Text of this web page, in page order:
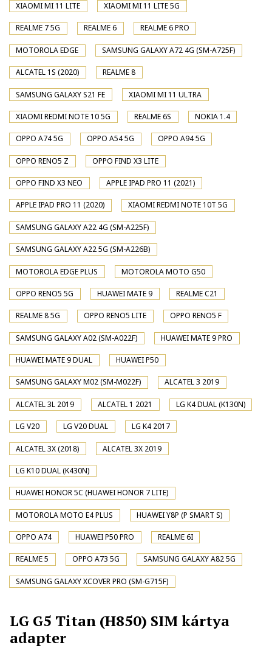
XIAOMI MI 11 LITE XIAOMI MI 11 LITE 5G
REALME 7 5G REALME 6 REALME 6 PRO
MOTOROLA EDGE SAMSUNG GALAXY A72 4G (SM-A725F)
ALCATEL 1S (2020) REALME 8
SAMSUNG GALAXY S21 FE XIAOMI MI 11 ULTRA
XIAOMI REDMI NOTE 10 5G REALME 6S NOKIA 1.4
OPPO A74 5G OPPO A54 5G OPPO A94 5G
OPPO RENO5 Z OPPO FIND X3 LITE
OPPO FIND X3 NEO APPLE IPAD PRO 11 (2021)
APPLE IPAD PRO 11 (2020) XIAOMI REDMI NOTE 10T 5G
SAMSUNG GALAXY A22 4G (SM-A225F)
SAMSUNG GALAXY A22 5G (SM-A226B)
MOTOROLA EDGE PLUS MOTOROLA MOTO G50
OPPO RENO5 5G HUAWEI MATE 9 REALME C21
REALME 8 5G OPPO RENO5 LITE OPPO RENO5 F
SAMSUNG GALAXY A02 (SM-A022F) HUAWEI MATE 9 PRO
HUAWEI MATE 9 DUAL HUAWEI P50
SAMSUNG GALAXY M02 (SM-M022F) ALCATEL 3 2019
ALCATEL 3L 2019 ALCATEL 1 2021 LG K4 DUAL (K130N)
LG V20 LG V20 DUAL LG K4 2017
ALCATEL 3X (2018) ALCATEL 3X 2019
LG K10 DUAL (K430N)
HUAWEI HONOR 5C (HUAWEI HONOR 7 LITE)
MOTOROLA MOTO E4 PLUS HUAWEI Y8P (P SMART S)
OPPO A74 HUAWEI P50 PRO REALME 6I
REALME 5 OPPO A73 5G SAMSUNG GALAXY A82 5G
SAMSUNG GALAXY XCOVER PRO (SM-G715F)
LG G5 Titan (H850) SIM kártya
adapter